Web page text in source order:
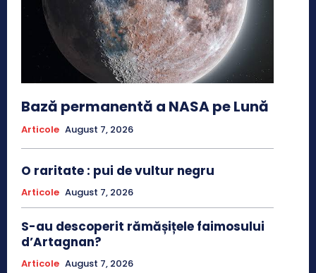
Bază permanentă a NASA pe Lună
Articole August 7, 2026
O raritate : pui de vultur negru
Articole August 7, 2026
S-au descoperit rămășițele faimosului
d’Artagnan?
Articole August 7, 2026